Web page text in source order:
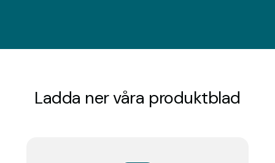
Ladda ner våra produktblad